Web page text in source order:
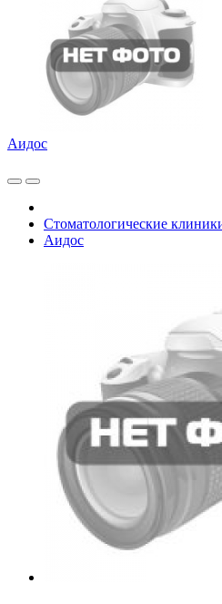
Аидос
Стоматологические
Аидос